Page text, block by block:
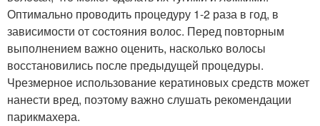
Оптимально проводить процедуру 1-2 раза в год, в
зависимости от состояния волос. Перед повторным
выполнением важно оценить, насколько волосы
восстановились после предыдущей процедуры.
Чрезмерное использование кератиновых средств может
нанести вред, поэтому важно слушать рекомендации
парикмахера.